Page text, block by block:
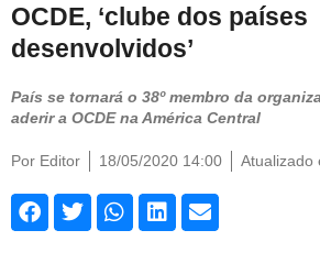
OCDE, ‘clube dos países
desenvolvidos’
País se tornará o 38º membro da
aderir a OCDE na América Central
Por Editor 18/05/2020 14:00 Atualizado